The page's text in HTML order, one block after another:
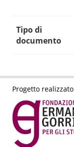
Tipo di
documento
Progetto